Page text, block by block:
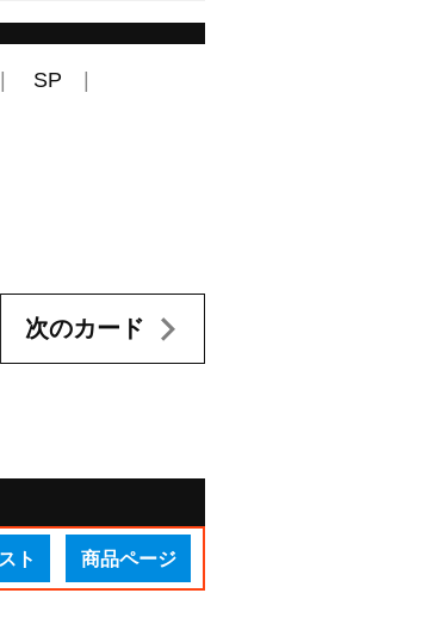
SP
次のカード
ト 商品ページ